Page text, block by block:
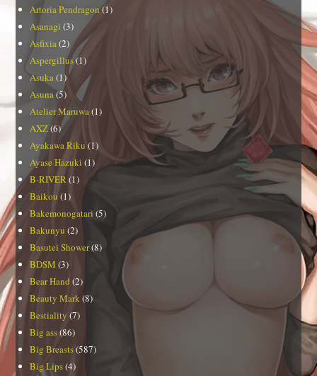
Artoria Pendragon(1)
Asanagi (3)
Asfixia(2)
Aspergillus(1)
Asuka(1)
Asuna(5)
Atelier Maruwa(1)
AXZ(6)
Ayakawa Riku (1)
Ayase Hazuki (1)
B-RIVER(1)
Baikou (1)
Bakemonogatari (5)
Bakunyu (2)
Basutei Shower(8)
BDSM (3)
Bear Hand (2)
Beauty Mark(8)
Bestiality (7)
Big ass(86)
Big Breasts(587)
Big Lips(4)